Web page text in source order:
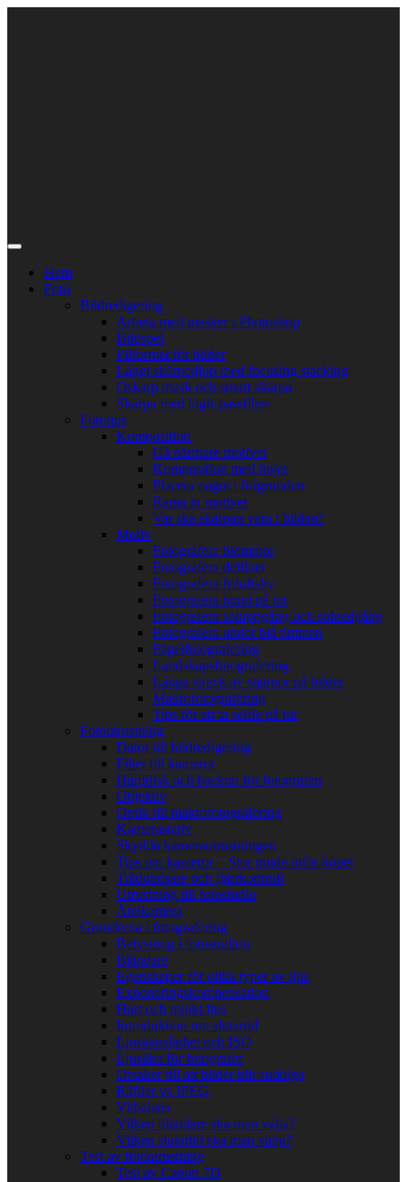
Hem
Foto
Bildredigering
Arbeta med masker i Photoshop
Bildspel
Filformat för bilder
Långt skärpedjup med focusing stacking
Oskarp mask och smart skärpa
Skärpa med high-passfilter
Fototips
Komposition
Gå närmare motivet
Komposition med linjer
Placera något i förgrunden
Rama in motivet
Var ska skärpan vara i bilden?
Motiv
Fotografera blommor
Fotografera delfiner
Fotografera friluftsliv
Fotografera hund på tur
Fotografera soluppgång och solnedgång
Fotografera under blå timmen
Fågelfotografering
Landskapsfotografering
Långa streck av stjärnor på bilder
Makrofotografering
Tips för att ta selfie på tur
Fotoutrustning
Dator till bildredigering
Filter till kameror
Hårddisk och backup för fotografen
Objektiv
Optik till makrofotografering
Kamerastativ
Skydda kamerautrustningen
Tips om kameror – Stor guide inför köpet
Trådutlösare och fjärrkontroll
Utrustning till fotostudio
Åtelkamera
Grunderna i fotografering
Belysning i fotostudion
Bländare
Egenskaper för olika typer av ljus
Exponeringskompensation
Hårt och mjukt ljus
Introduktion om slutartid
Ljuskänslighet och ISO
Ljuslära för fotografer
Orsaker till att bilder blir suddiga
Råfiler vs JPEG
Vitbalans
Vilken bländare ska man välja?
Vilken slutartid ska man välja?
Test av fotoutrustning
Test av Canon 7D